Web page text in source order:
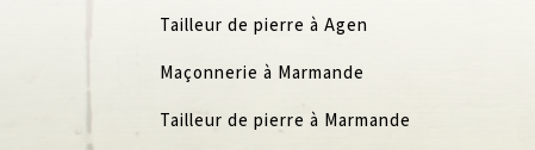
Tailleur de pierre à Agen
Maçonnerie à Marmande
Tailleur de pierre à Marmande